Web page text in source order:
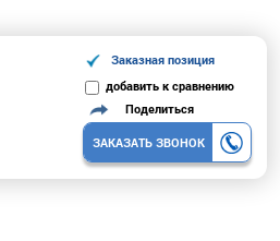
Заказная позиция
добавить к сравнению
Поделиться
ЗАКАЗАТЬ ЗВОНОК